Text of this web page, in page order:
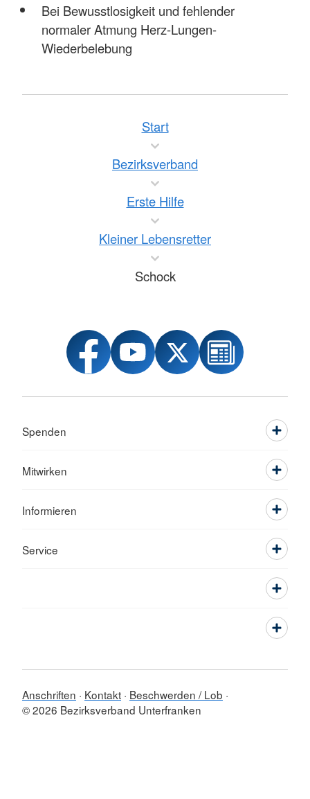
Bei Bewusstlosigkeit und fehlender
normaler Atmung Herz-Lungen-
Wiederbelebung
Start
Bezirksverband
Erste Hilfe
Kleiner Lebensretter
Schock
Spenden
Mitwirken
Informieren
Service
Anschriften Kontakt Beschwerden / Lob
© 2026 Bezirksverband Unterfranken